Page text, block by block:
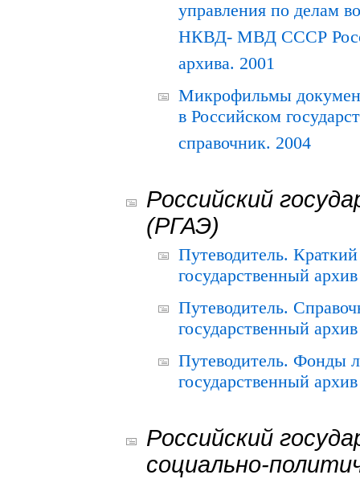
управления по делам
НКВД- МВД СССР
архива. 2001
Микрофильмы
в Российском
справочник. 2004
Российский
(РГАЭ)
Путеводитель.
государственный
Путеводитель.
государственный
Путеводитель. Фонды
государственный
Российский
социально-